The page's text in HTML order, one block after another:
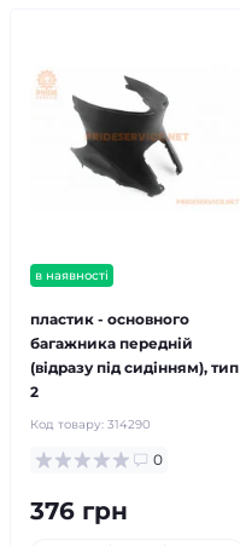
в наявності
пластик - основного
багажника передній
(відразу під сидінням), тип
2
Код товару: 314290
0
376 грн